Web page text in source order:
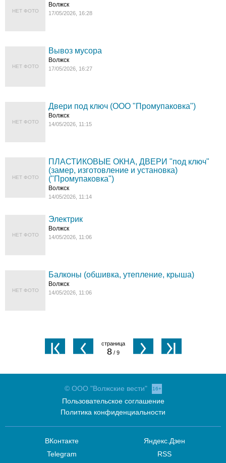
НЕТ ФОТО
Волжск
17/05/2026, 16:28
НЕТ ФОТО
Вывоз мусора
Волжск
17/05/2026, 16:27
НЕТ ФОТО
Двери под ключ (ООО "Промупаковка")
Волжск
14/05/2026, 11:15
НЕТ ФОТО
ПЛАСТИКОВЫЕ ОКНА, ДВЕРИ "под ключ"
(замер, изготовление и установка)
("Промупаковка")
Волжск
14/05/2026, 11:14
НЕТ ФОТО
Электрик
Волжск
14/05/2026, 11:06
НЕТ ФОТО
Балконы (обшивка, утепление, крыша)
Волжск
14/05/2026, 11:06
8/ 9
© ООО "Волжские вести" 16+
Пользовательское соглашение
Политика конфиденциальности
ВКонтакте
Telegram
Яндекс.Дзен
RSS